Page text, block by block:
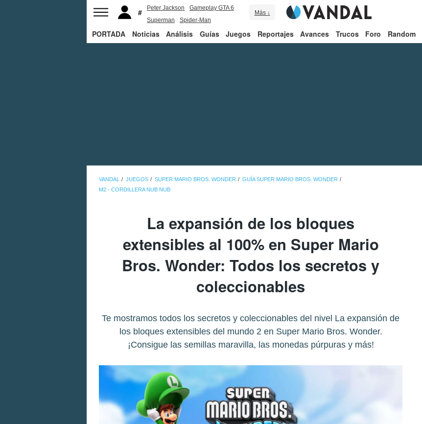
Peter Jackson
Gameplay GTA 6
Superman
Spider-Man
Más ↓
PORTADA Noticias Análisis Guías Juegos Reportajes Avances Trucos Foro Random
VANDAL JUEGOS SUPER MARIO BROS. WONDER
GUÍA SUPER MARIO BROS. WONDER
M2 - CORDILLERA NUB NUB
La expansión de los bloques
extensibles al 100% en Super Mario
Bros. Wonder: Todos los secretos y
coleccionables
Te mostramos todos los secretos y coleccionables del nivel La expansión de
los bloques extensibles del mundo 2 en Super Mario Bros. Wonder.
¡Consigue las semillas maravilla, las monedas púrpuras y más!